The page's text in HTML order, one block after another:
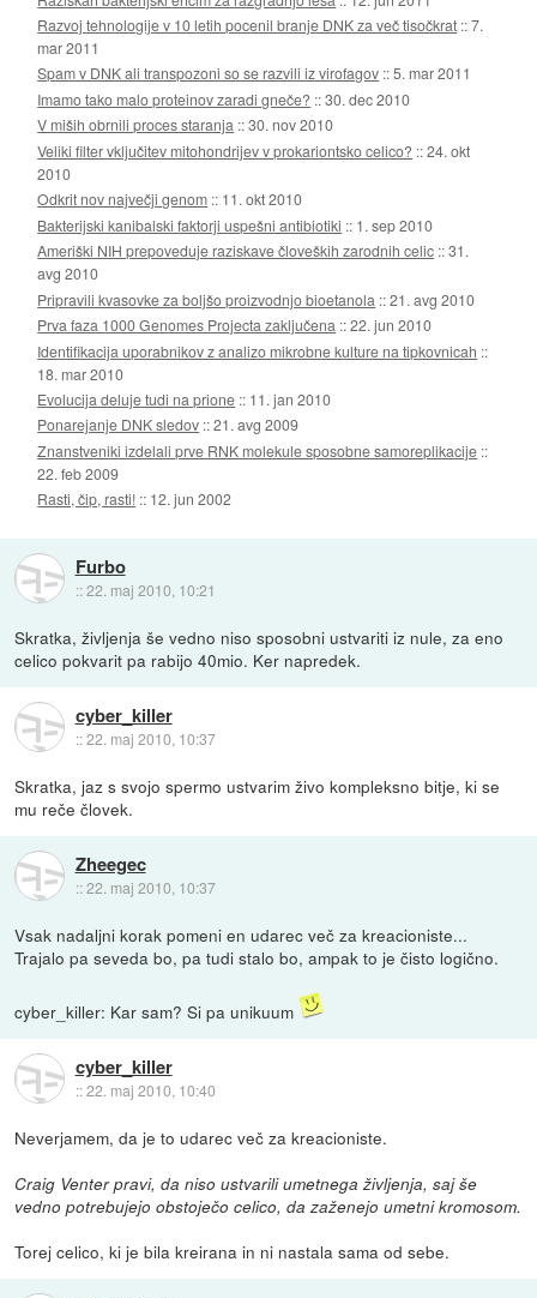
Razvoj tehnologije v 10 letih pocenil branje DNK za več tisočkrat ::7.
mar 2011
Spam v DNK ali transpozoni so se razvili iz virofagov ::5. mar 2011
Imamo tako malo proteinov zaradi gneče? ::30. dec 2010
V miših obrnili proces staranja ::30. nov 2010
Veliki filter vključitev mitohondrijev v prokariontsko celico? ::24. okt
2010
Odkrit nov največji genom :: 11. okt 2010
Bakterijski kanibalski faktorji uspešni antibiotiki :: 1. sep 2010
Ameriški NIH prepoveduje raziskave človeških zarodnih celic ::31.
avg 2010
Pripravili kvasovke za boljšo proizvodnjo bioetanola ::21. avg 2010
Prva faza 1000 Genomes Projecta zaključena ::22. jun 2010
Identifikacija uporabnikov z analizo mikrobne kulture na tipkovnicah ::
18. mar 2010
Evolucija deluje tudi na prione :: 11. jan 2010
Ponarejanje DNK sledov ::21. avg 2009
Znanstveniki izdelali prve RNK molekule sposobne samoreplikacije ::
22. feb 2009
Rasti, čip, rasti! :: 12. jun 2002
Furbo
::22. maj 2010, 10:21
Skratka, življenja še vedno niso sposobni ustvariti iz nule, za eno
celico pokvarit pa rabijo 40mio. Ker napredek.
cyber_killer
::22. maj 2010, 10:37
Skratka, jaz s svojo spermo ustvarim živo kompleksno bitje, ki se
mu reče človek.
Zheegec
::22. maj 2010, 10:37
Vsak nadaljni korak pomeni en udarec več za kreacioniste...
Trajalo pa seveda bo, pa tudi stalo bo, ampak to je čisto logično.
cyber_killer: Kar sam? Si pa unikuum
cyber_killer
::22. maj 2010, 10:40
Neverjamem, da je to udarec več za kreacioniste.
Craig Venter pravi, da niso ustvarili umetnega življenja, saj še
vedno potrebujejo obstoječo celico, da zaženejo umetni kromosom.
Torej celico, ki je bila kreirana in ni nastala sama od sebe.